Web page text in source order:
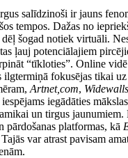
salīdzinoši ir jauns
tempos. Dažas no
šogad notiek virtuāli.
ļauj potenciālajiem
“tīkloties”. Online
ilgtermiņā fokusējas tikai
Artnet,com, Widewalls
iegādāties
un tirgus jaunumiem.
pārdošanas platformas, kā
Tajās var atrast pavisam